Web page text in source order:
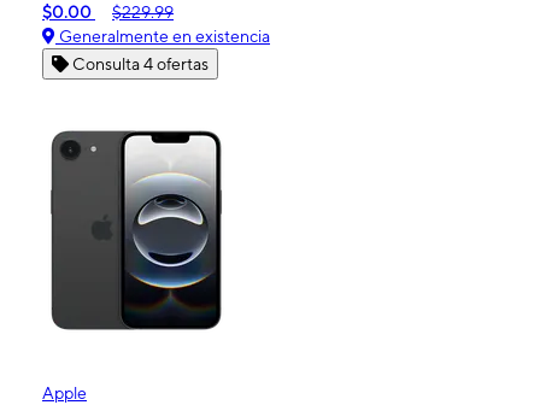
$0.00
$229.99
Generalmente en existencia
Consulta 4 ofertas
Apple